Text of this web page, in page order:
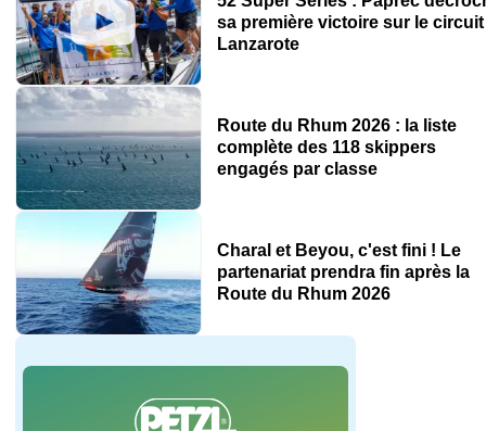
sa première victoire sur le circuit
Lanzarote
Route du Rhum 2026 : la liste
complète des 118 skippers
engagés par classe
Charal et Beyou, c'est fini ! Le
partenariat prendra fin après la
Route du Rhum 2026